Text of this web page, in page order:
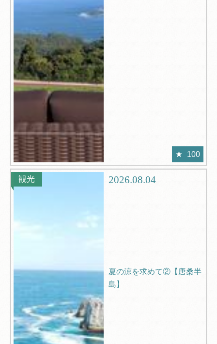
100
観光 2026.08.04
夏の涼を求めて②【唐桑半
島】